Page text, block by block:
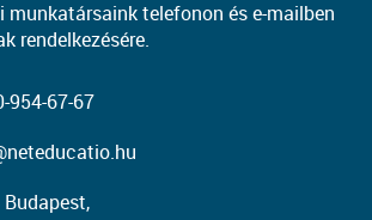
munkatársaink telefonon és e-mailben
rendelkezésére.
954-67-67